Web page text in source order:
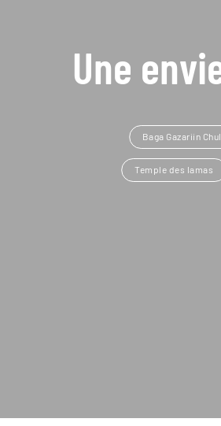
Une
Baga Gazariin
Temple des lamas